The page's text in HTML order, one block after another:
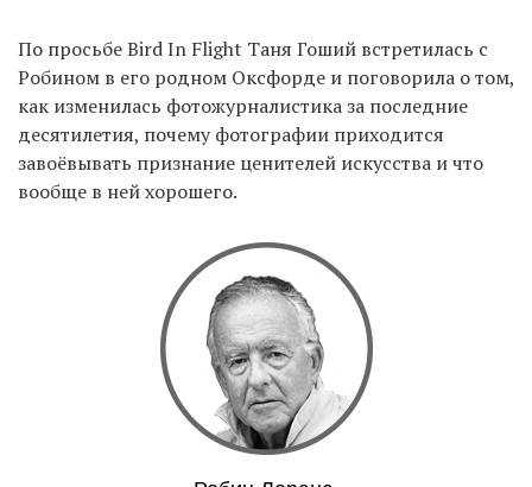
По просьбе Bird In Flight Таня Гоший встретилась с
Робином в его родном Оксфорде и поговорила о том,
как изменилась фотожурналистика за последние
десятилетия, почему фотографии приходится
завоёвывать признание ценителей искусства и что
вообще в ней хорошего.